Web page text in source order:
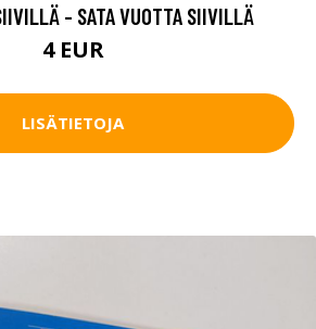
- SATA VUOTTA SIIVILLÄ
4 EUR
LISÄTIETOJA